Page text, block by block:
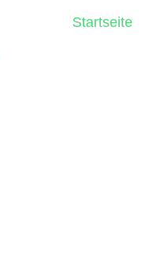
Startseite